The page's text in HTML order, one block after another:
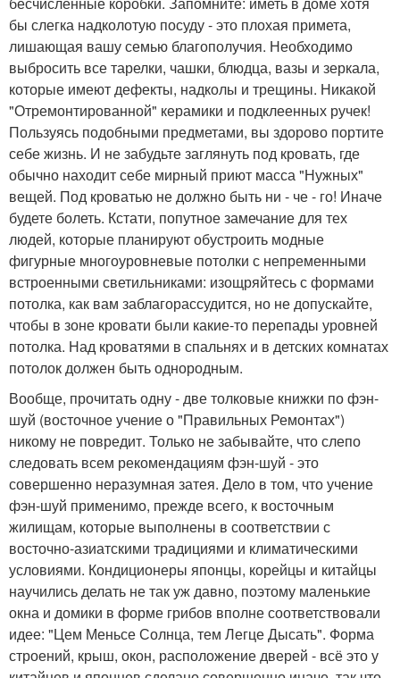
бы слегка надколотую посуду - это плохая примета,
лишающая вашу семью благополучия. Необходимо
выбросить все тарелки, чашки, блюдца, вазы и зеркала,
которые имеют дефекты, надколы и трещины. Никакой
"Отремонтированной" керамики и подклеенных ручек!
Пользуясь подобными предметами, вы здорово портите
себе жизнь. И не забудьте заглянуть под кровать, где
обычно находит себе мирный приют масса "Нужных"
вещей. Под кроватью не должно быть ни - че - го! Иначе
будете болеть. Кстати, попутное замечание для тех
людей, которые планируют обустроить модные
фигурные многоуровневые потолки с непременными
встроенными светильниками: изощряйтесь с формами
потолка, как вам заблагорассудится, но не допускайте,
чтобы в зоне кровати были какие-то перепады уровней
потолка. Над кроватями в спальнях и в детских комнатах
потолок должен быть однородным.
Вообще, прочитать одну - две толковые книжки по фэн-
шуй (восточное учение о "Правильных Ремонтах")
никому не повредит. Только не забывайте, что слепо
следовать всем рекомендациям фэн-шуй - это
совершенно неразумная затея. Дело в том, что учение
фэн-шуй применимо, прежде всего, к восточным
жилищам, которые выполнены в соответствии с
восточно-азиатскими традициями и климатическими
условиями. Кондиционеры японцы, корейцы и китайцы
научились делать не так уж давно, поэтому маленькие
окна и домики в форме грибов вполне соответствовали
идее: "Цем Меньсе Солнца, тем Легце Дысать". Форма
строений, крыш, окон, расположение дверей - всё это у